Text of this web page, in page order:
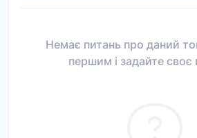
Немає питань про даний
першим і задайте своє